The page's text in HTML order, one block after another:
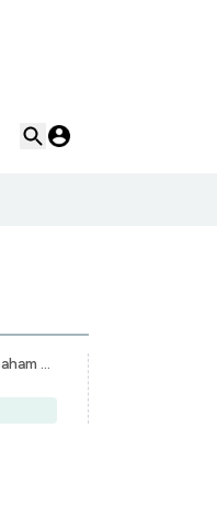
Indeks Saham Syariah Indonesia